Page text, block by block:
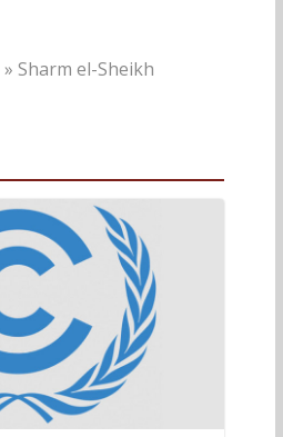
» Sharm el-Sheikh